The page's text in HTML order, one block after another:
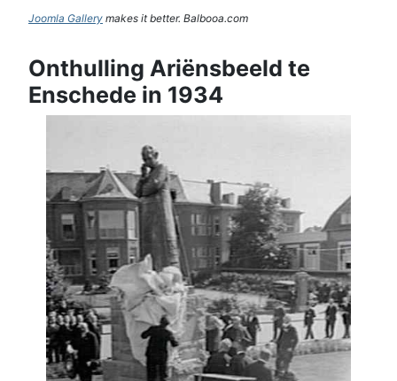
Joomla Gallery makes it better. Balbooa.com
Onthulling Ariënsbeeld te
Enschede in 1934